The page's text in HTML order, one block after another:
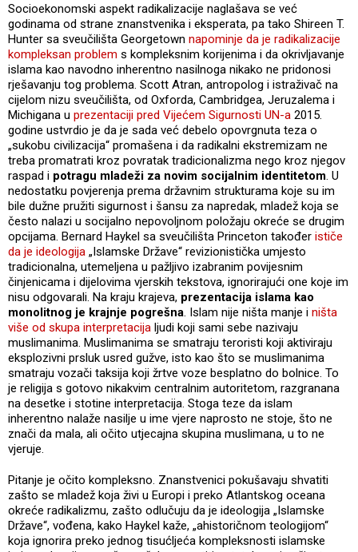
Socioekonomski aspekt radikalizacije naglašava se već
godinama od strane znanstvenika i eksperata, pa tako Shireen T.
Hunter sa sveučilišta Georgetown napominje da je radikalizacije
kompleksan problem s kompleksnim korijenima i da okrivljavanje
islama kao navodno inherentno nasilnoga nikako ne pridonosi
rješavanju tog problema. Scott Atran, antropolog i istraživač na
cijelom nizu sveučilišta, od Oxforda, Cambridgea, Jeruzalema i
Michigana u prezentaciji pred Vijećem Sigurnosti UN-a 2015.
godine ustvrdio je da je sada već debelo opovrgnuta teza o
„sukobu civilizacija“ promašena i da radikalni ekstremizam ne
treba promatrati kroz povratak tradicionalizma nego kroz njegov
raspad i potragu mladeži za novim socijalnim identitetom. U
nedostatku povjerenja prema državnim strukturama koje su im
bile dužne pružiti sigurnost i šansu za napredak, mladež koja se
često nalazi u socijalno nepovoljnom položaju okreće se drugim
opcijama. Bernard Haykel sa sveučilišta Princeton također ističe
da je ideologija „Islamske Države“ revizionistička umjesto
tradicionalna, utemeljena u pažljivo izabranim povijesnim
činjenicama i dijelovima vjerskih tekstova, ignorirajući one koje im
nisu odgovarali. Na kraju krajeva, prezentacija islama kao
monolitnog je krajnje pogrešna. Islam nije ništa manje i ništa
više od skupa interpretacija ljudi koji sami sebe nazivaju
muslimanima. Muslimanima se smatraju teroristi koji aktiviraju
eksplozivni prsluk usred gužve, isto kao što se muslimanima
smatraju vozači taksija koji žrtve voze besplatno do bolnice. To
je religija s gotovo nikakvim centralnim autoritetom, razgranana
na desetke i stotine interpretacija. Stoga teze da islam
inherentno nalaže nasilje u ime vjere naprosto ne stoje, što ne
znači da mala, ali očito utjecajna skupina muslimana, u to ne
vjeruje.
Pitanje je očito kompleksno. Znanstvenici pokušavaju shvatiti
zašto se mladež koja živi u Europi i preko Atlantskog oceana
okreće radikalizmu, zašto odlučuju da je ideologija „Islamske
Države“, vođena, kako Haykel kaže, „ahistoričnom teologijom“
koja ignorira preko jednog tisućljeća kompleksnosti islamske